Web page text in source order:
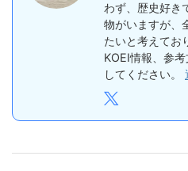
わず、歴史好き
物がいますが、
たいと考えてお
KOEI情報、参
してください。